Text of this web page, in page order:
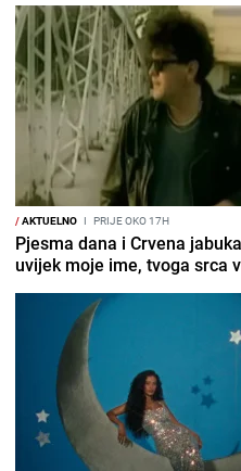
/AKTUELNO I PRIJE OKO 17H
Pjesma dana i Crvena
uvijek moje ime, tvoga srca